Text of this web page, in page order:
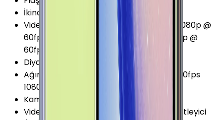
İkinci Arka Kamera Diyafram
Video Kayıt Seçenekleri :
1080p @ 30fps 1080p @
60fps 1440p @ 30fps 2160p @ 30fps 2160p @
60fps
Diyafram Açıklığı
Ağır Çekim Kayıt Seçenekleri
720p @ 960fps
1080p @ 240fps
Kamera Çözünürlüğü
12 MP
Video Kayıt Özellikleri
Dijital görüntü sabitleyici